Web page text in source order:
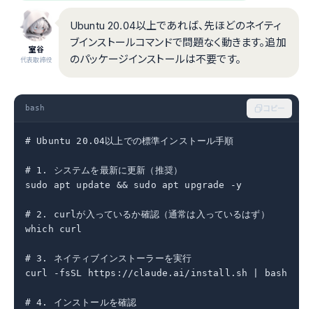
室谷
代表取締役
Ubuntu 20.04以上であれば、先ほどのネイティ
ブインストールコマンドで問題なく動きます。追加
のパッケージインストールは不要です。
bash コピー
# Ubuntu 20.04以上での標準インストール手順
# 1. システムを最新に更新（推奨）
sudo apt update && sudo apt upgrade -y
# 2. curlが入っているか確認（通常は入っているはず）
which curl
# 3. ネイティブインストーラーを実行
curl -fsSL https://claude.ai/install.sh | bash
# 4. インストールを確認